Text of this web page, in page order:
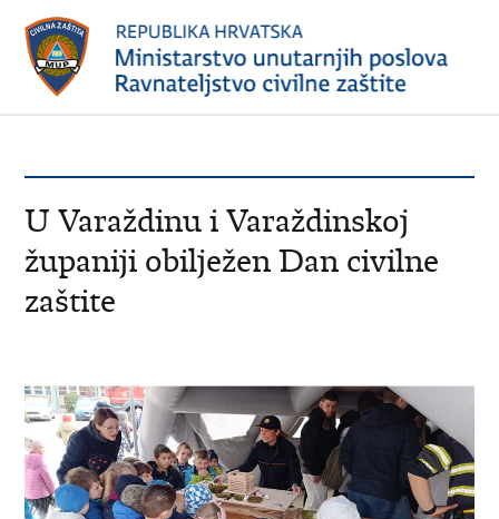
U Varaždinu i Varaždinskoj
županiji obilježen Dan civilne
zaštite